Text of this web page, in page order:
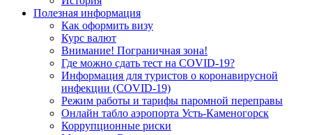
Полезная информация
Как оформить визу
Курс валют
Внимание! Пограничная зона!
Где можно сдать тест на COVID-19?
Информация для туристов о коронавирусной
инфекции (COVID-19)
Режим работы и тарифы паромной переправы
Онлайн табло аэропорта Усть-Каменогорск
Коррупционные риски